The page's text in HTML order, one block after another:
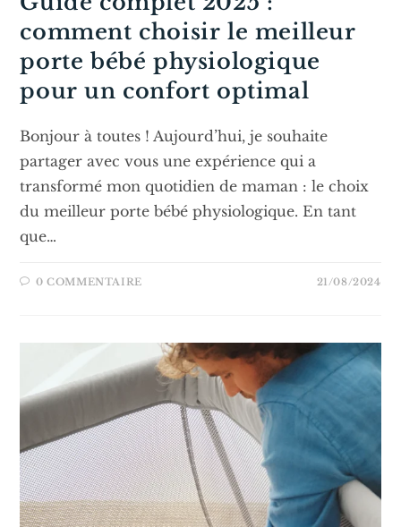
comment choisir le meilleur
porte bébé physiologique
pour un confort optimal
Bonjour à toutes ! Aujourd’hui, je souhaite
partager avec vous une expérience qui a
transformé mon quotidien de maman : le choix
du meilleur porte bébé physiologique. En tant
que…
0 COMMENTAIRE 21/08/2024